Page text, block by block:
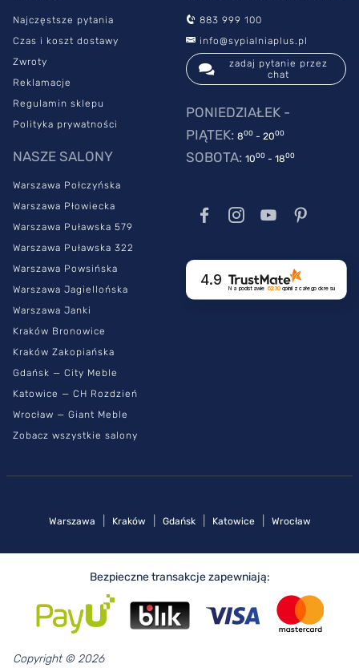
Najczęstsze pytania
Czas i koszt dostawy
Zwroty
Reklamacje
Regulamin sklepu
Polityka prywatności
NASZE SALONY
Warszawa Połczyńska
Warszawa Płowiecka
Warszawa Puławska 579
Warszawa Puławska 322
Warszawa Powsińska
Warszawa Jagiellońska
Warszawa Janki
Kraków Bronowice
Kraków Zakopiańska
Gdańsk — City Meble
Katowice — CH Rozdzień
Wrocław — Giant Meble
Zobacz wszystkie salony
883 999 100
info@sypialniaplus.pl
zadaj pytanie przez
chat
PONIEDZIAŁEK -
PIĄTEK: 800 - 2000
SOBOTA: 1000 - 1800
4.9
Na podstawie 6230opinii z całego okresu
Warszawa Kraków Gdańsk Katowice Wrocław
Bezpieczne transakcje zapewniają:
Copyright © 2026